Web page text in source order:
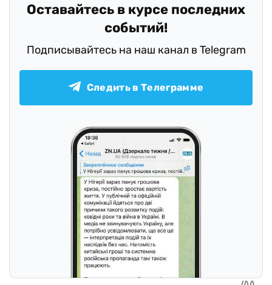
Оставайтесь в курсе последних
событий!
Подписывайтесь на наш канал в Telegram
Следить в Телеграмме